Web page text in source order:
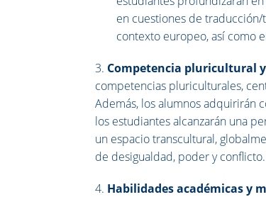
en cuestiones de
contexto europeo, así como
3. Competencia pluricultural
competencias pluriculturales,
Además, los alumnos adquirirán
los estudiantes alcanzarán una
un espacio transcultural,
de desigualdad, poder y conflicto.
4. Habilidades académicas y